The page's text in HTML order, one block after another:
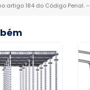
artigo 184 do Código Penal. –